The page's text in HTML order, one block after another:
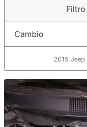
Cambio
2015